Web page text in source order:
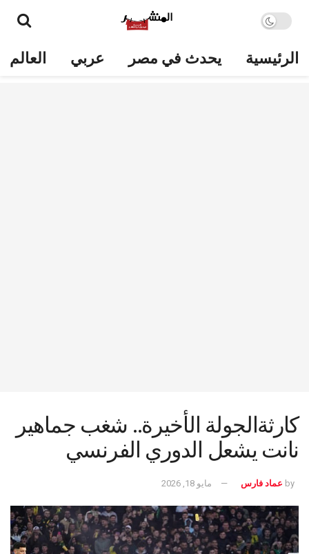
الرئيسية يحدث في مصر عربي العالم
كارثةالجولة الأخيرة.. شغب جماهير
نانت يشعل الدوري الفرنسي
by عماد فارس مايو 18, 2026